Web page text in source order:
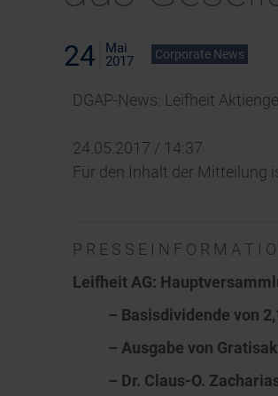
24
Mai
2017
Corporate News
DGAP-News: Leifheit
24.05.2017 / 14:37
Für den Inhalt der Mitteilung
P R E S S E I N F O R M A T I
Leifheit AG:
– Basisdividende von
– Ausgabe von
– Dr. Claus-O.